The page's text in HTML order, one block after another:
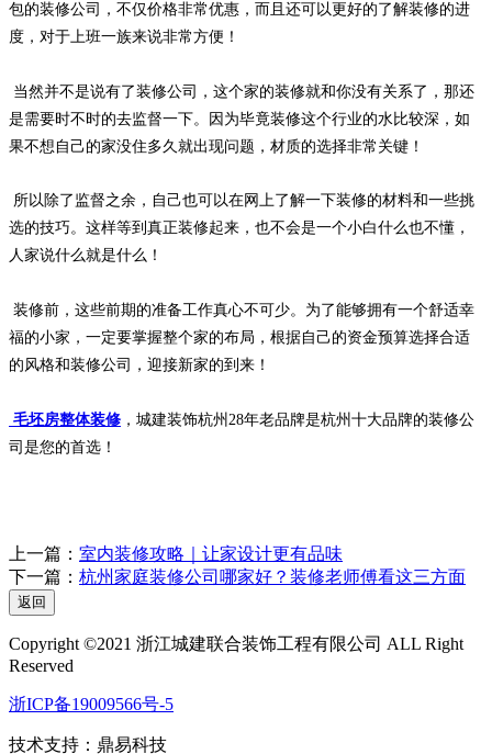
包的装修公司，不仅价格非常优惠，而且还可以更好的了解装修的进
度，对于上班一族来说非常方便！
当然并不是说有了装修公司，这个家的装修就和你没有关系了，那还
是需要时不时的去监督一下。因为毕竟装修这个行业的水比较深，如
果不想自己的家没住多久就出现问题，材质的选择非常关键！
所以除了监督之余，自己也可以在网上了解一下装修的材料和一些挑
选的技巧。这样等到真正装修起来，也不会是一个小白什么也不懂，
人家说什么就是什么！
装修前，这些前期的准备工作真心不可少。为了能够拥有一个舒适幸
福的小家，一定要掌握整个家的布局，根据自己的资金预算选择合适
的风格和装修公司，迎接新家的到来！
毛坯房整体装修 ，城建装饰杭州28年老品牌是杭州十大品牌的装修公
司是您的首选！
上一篇： 室内装修攻略｜让家设计更有品味
下一篇： 杭州家庭装修公司哪家好？装修老师傅看这三方面
返回
Copyright ©2021 浙江城建联合装饰工程有限公司 ALL Right
Reserved
浙ICP备19009566号-5
技术支持： 鼎易科技